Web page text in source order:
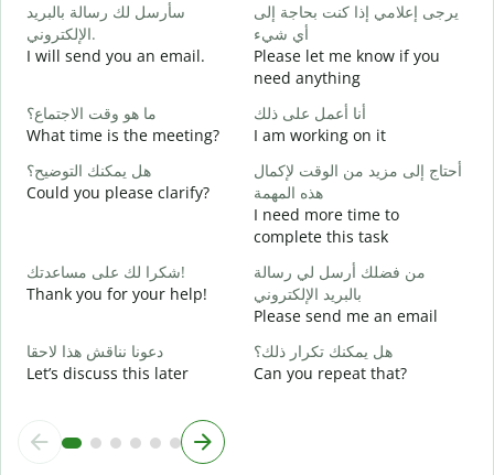
سأرسل لك رسالة بالبريد
الإلكتروني.
I will send you an email.
يرجى إعلامي إذا كنت بحاجة إلى
أي شيء
Please let me know if you
need anything
ما هو وقت الاجتماع؟
What time is the meeting?
أنا أعمل على ذلك
I am working on it
هل يمكنك التوضيح؟
Could you please clarify?
أحتاج إلى مزيد من الوقت لإكمال
هذه المهمة
I need more time to
complete this task
شكرا لك على مساعدتك!
Thank you for your help!
من فضلك أرسل لي رسالة
بالبريد الإلكتروني
Please send me an email
دعونا نناقش هذا لاحقا
Let’s discuss this later
هل يمكنك تكرار ذلك؟
Can you repeat that?